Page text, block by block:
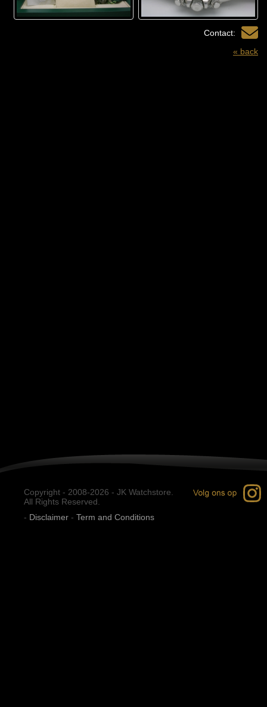
Contact:
« back
Copyright - 2008-2026 - JK Watchstore.
All Rights Reserved.
- Disclaimer - Term and Conditions